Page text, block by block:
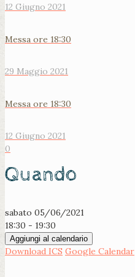
12 Giugno 2021
Messa ore 18:30
29 Maggio 2021
Messa ore 18:30
12 Giugno 2021
0
Quando
sabato 05/06/2021
18:30 - 19:30
Aggiungi al calendario
Download ICS Google Calendar